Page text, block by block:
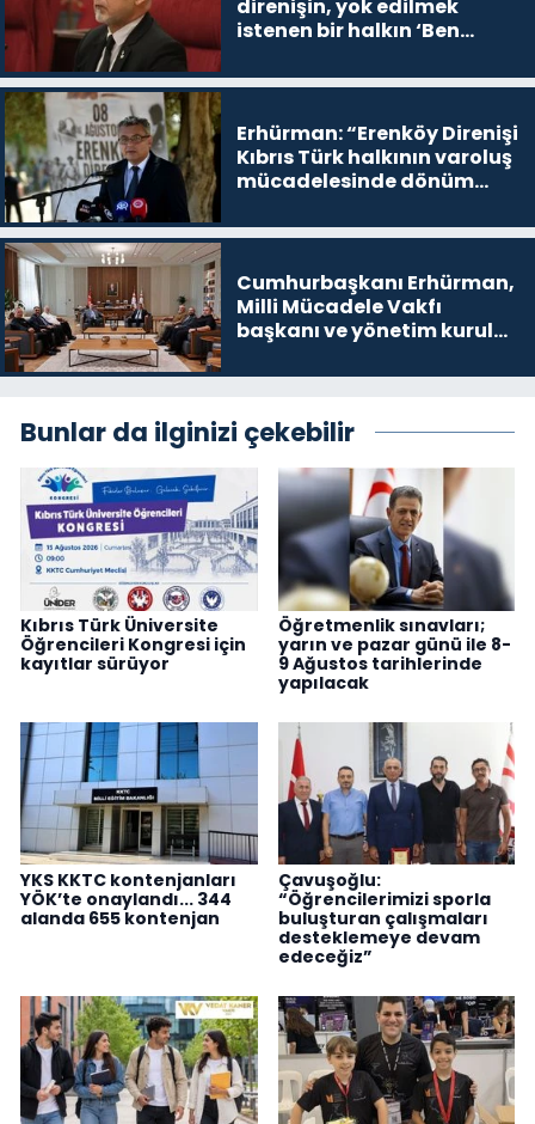
direnişin, yok edilmek
istenen bir halkın ‘Ben
devam edeceğim’ dediği
Erhürman: “Erenköy Direnişi
Kıbrıs Türk halkının varoluş
mücadelesinde dönüm
Cumhurbaşkanı Erhürman,
Milli Mücadele Vakfı
başkanı ve yönetim kurulu
Bunlar da ilginizi çekebilir
Kıbrıs Türk Üniversite
Öğrencileri Kongresi için
kayıtlar sürüyor
Öğretmenlik sınavları;
yarın ve pazar günü ile 8-
9 Ağustos tarihlerinde
yapılacak
YKS KKTC kontenjanları
YÖK’te onaylandı... 344
alanda 655 kontenjan
Çavuşoğlu:
“Öğrencilerimizi sporla
buluşturan çalışmaları
desteklemeye devam
edeceğiz”